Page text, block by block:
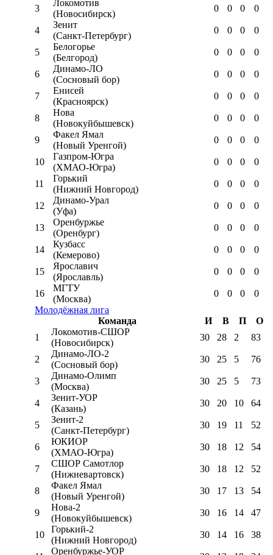
3
Локомотив
(Новосибирск)
0 0 0 0
4
Зенит
(Санкт-Петербург)
0 0 0 0
5
Белогорье
(Белгород)
0 0 0 0
6
Динамо-ЛО
(Сосновый бор)
0 0 0 0
7
Енисей
(Красноярск)
0 0 0 0
8
Нова
(Новокуйбышевск)
0 0 0 0
9
Факел Ямал
(Новый Уренгой)
0 0 0 0
10
Газпром-Югра
(ХМАО-Югра)
0 0 0 0
11
Горький
(Нижний Новгород)
0 0 0 0
12
Динамо-Урал
(Уфа)
0 0 0 0
13
Оренбуржье
(Оренбург)
0 0 0 0
14
Кузбасс
(Кемерово)
0 0 0 0
15
Ярославич
(Ярославль)
0 0 0 0
16
МГТУ
(Москва)
0 0 0
0
Молодёжная лига
Команда
И В П
О
1
Локомотив-CШОР
(Новосибирск)
30 28 2 83
2
Динамо-ЛО-2
(Сосновый бор)
30 25 5 76
3
Динамо-Олимп
(Москва)
30 25 5 73
4
Зенит-УОР
(Казань)
30 20 10 64
5
Зенит-2
(Санкт-Петербург)
30 19 11 52
6
ЮКИОР
(ХМАО-Югра)
30 18 12 54
7
СШОР Самотлор
(Нижневартовск)
30 18 12 52
8
Факел Ямал
(Новый Уренгой)
30 17 13 54
9
Нова-2
(Новокуйбышевск)
30 16 14 47
10
Горький-2
(Нижний Новгород)
30 14 16 38
Оренбуржье-УОР